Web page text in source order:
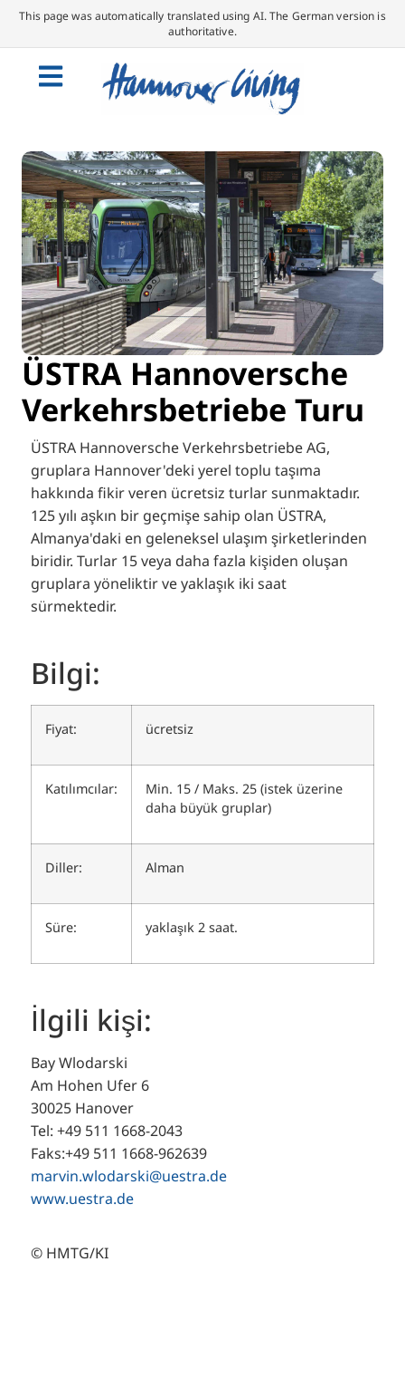
This page was automatically translated using AI. The German version is
authoritative.
ÜSTRA Hannoversche
Verkehrsbetriebe Turu
ÜSTRA Hannoversche Verkehrsbetriebe AG,
gruplara Hannover'deki yerel toplu taşıma
hakkında fikir veren ücretsiz turlar sunmaktadır.
125 yılı aşkın bir geçmişe sahip olan ÜSTRA,
Almanya'daki en geleneksel ulaşım şirketlerinden
biridir. Turlar 15 veya daha fazla kişiden oluşan
gruplara yöneliktir ve yaklaşık iki saat
sürmektedir.
Bilgi:
Fiyat: ücretsiz
Katılımcılar:
Min. 15 / Maks. 25 (istek üzerine
daha büyük gruplar)
Diller: Alman
Süre: yaklaşık 2 saat.
İlgili kişi:
Bay Wlodarski
Am Hohen Ufer 6
30025 Hanover
Tel: +49 511 1668-2043
Faks:+49 511 1668-962639
marvin.wlodarski@uestra.de
www.uestra.de
© HMTG/KI